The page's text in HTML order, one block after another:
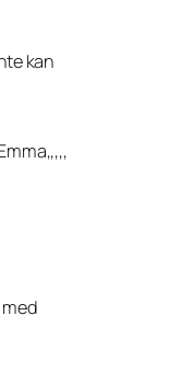
kan